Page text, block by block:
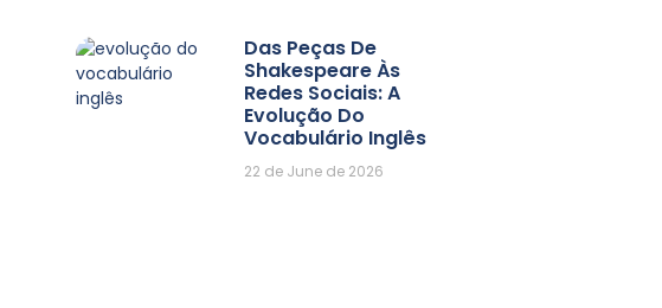
Das Peças De
Shakespeare Às
Redes Sociais: A
Evolução Do
Vocabulário Inglês
22 de June de 2026